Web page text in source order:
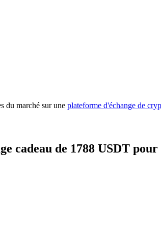
du marché sur une plateforme d'échange de
cadeau de 1788 USDT